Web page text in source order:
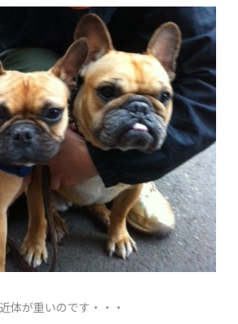
体が重いのです・・・